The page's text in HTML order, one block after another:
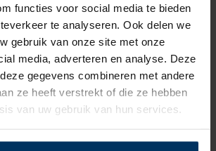
functies voor social media te bieden
te analyseren. Ook delen we
gebruik van onze site met onze
media, adverteren en analyse. Deze
gegevens combineren met andere
ze heeft verstrekt of die ze hebben
van uw gebruik van hun services.